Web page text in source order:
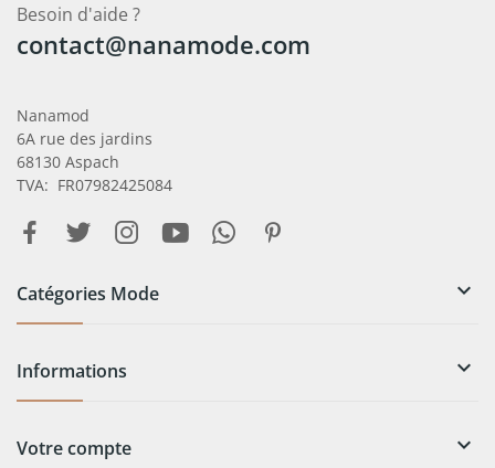
Besoin d'aide ?
contact@nanamode.com
Nanamod
6A rue des jardins
68130 Aspach
TVA: FR07982425084
Catégories Mode 
Informations 
Votre compte 